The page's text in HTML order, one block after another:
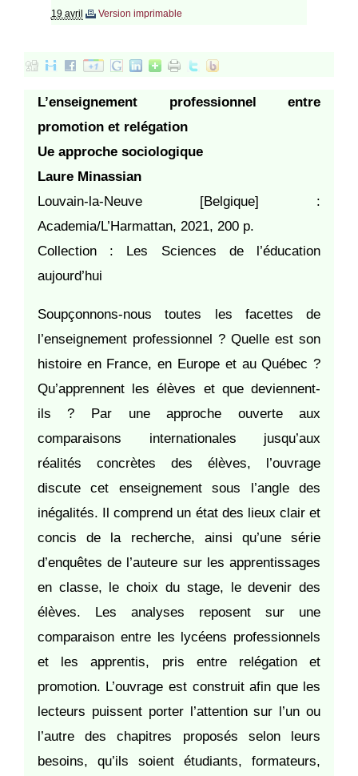
19 avril Version imprimable
L’enseignement professionnel entre
promotion et relégation
Ue approche sociologique
Laure Minassian
Louvain-la-Neuve [Belgique] :
Academia/L’Harmattan, 2021, 200 p.
Collection : Les Sciences de l’éducation
aujourd’hui
Soupçonnons-nous toutes les facettes de
l’enseignement professionnel ? Quelle est son
histoire en France, en Europe et au Québec ?
Qu’apprennent les élèves et que deviennent-
ils ? Par une approche ouverte aux
comparaisons internationales jusqu’aux
réalités concrètes des élèves, l’ouvrage
discute cet enseignement sous l’angle des
inégalités. Il comprend un état des lieux clair et
concis de la recherche, ainsi qu’une série
d’enquêtes de l’auteure sur les apprentissages
en classe, le choix du stage, le devenir des
élèves. Les analyses reposent sur une
comparaison entre les lycéens professionnels
et les apprentis, pris entre relégation et
promotion. L’ouvrage est construit afin que les
lecteurs puissent porter l’attention sur l’un ou
l’autre des chapitres proposés selon leurs
besoins, qu’ils soient étudiants, formateurs,